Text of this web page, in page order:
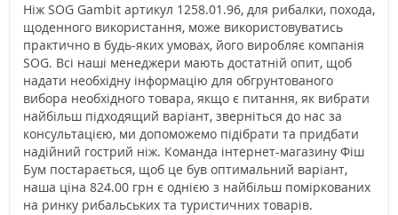
Ніж SOG Gambit артикул 1258.01.96, для рибалки, похода,
щоденного використання, може використовуватись
практично в будь-яких умовах, його виробляє компанія
SOG. Всі наші менеджери мають достатній опит, щоб
надати необхідну інформацію для обгрунтованого
вибора необхідного товара, якщо є питання, як вибрати
найбільш підходящий варіант, зверніться до нас за
консультацією, ми допоможемо підібрати та придбати
надійний гострий ніж. Команда інтернет-магазину Фіш
Бум постарається, щоб це був оптимальний варіант,
наша ціна 824.00 грн є однією з найбільш поміркованих
на ринку рибальських та туристичних товарів.